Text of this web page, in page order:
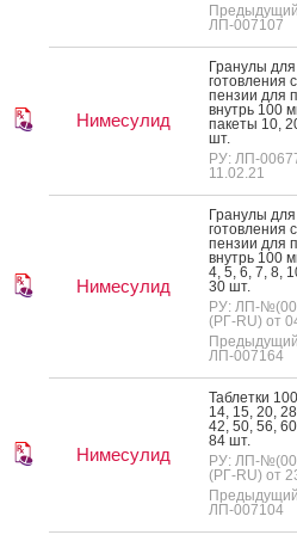
ЛП-007107
Нимесулид
Гра­нулы
готов­ле­ния
пензии для
внутрь 100
па­кеты 10,
шт.
РУ: ЛП-
11.02.21
Нимесулид
Гра­нулы
готов­ле­ния
пензии для
внутрь 100
4, 5, 6, 7, 8,
30 шт.
РУ: ЛП-
(РГ-RU) от
ЛП-007164
Нимесулид
Таб­летки
14, 15, 20,
42, 50, 56,
84 шт.
РУ: ЛП-
(РГ-RU) от
ЛП-007104